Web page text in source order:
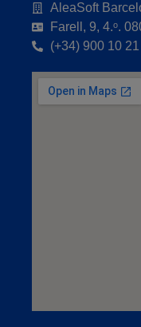
AleaSoft
Farell, 9, 4.ᵒ.
(+34) 900 10